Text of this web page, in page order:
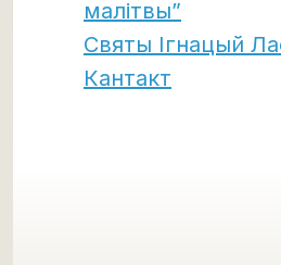
малітвы”
Святы Ігнацый
Кантакт